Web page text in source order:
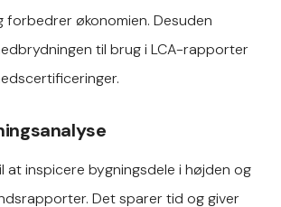
forbedrer økonomien. Desuden
til brug i LCA-rapporter
at inspicere bygningsdele i højden og
Det sparer tid og giver